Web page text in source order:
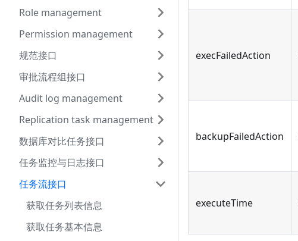
Role management
Permission management
规范接口
审批流程组接口
Audit log management
Replication task management
数据库对比任务接口
任务监控与日志接口
任务流接口
获取任务列表信息
获取任务基本信息
execFailedAction
backupFailedAction
executeTime